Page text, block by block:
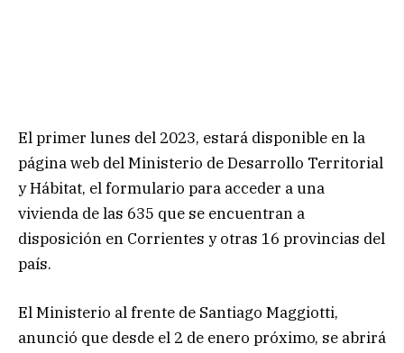
El primer lunes del 2023, estará disponible en la
página web del Ministerio de Desarrollo Territorial
y Hábitat, el formulario para acceder a una
vivienda de las 635 que se encuentran a
disposición en Corrientes y otras 16 provincias del
país.
El Ministerio al frente de Santiago Maggiotti,
anunció que desde el 2 de enero próximo, se abrirá